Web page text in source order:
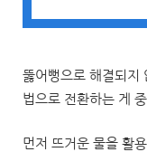
뚫어뻥으로 해결되지
법으로 전환하는 게
먼저 뜨거운 물을 활